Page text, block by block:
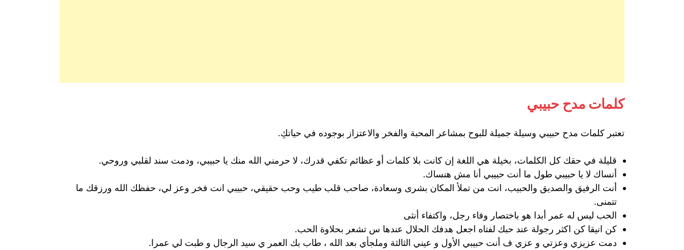
كلمات مدح حبيبي
تعتبر كلمات مدح حبيبي وسيلة جميلة للبوح بمشاعر المحبة والفخر والاعتزاز بوجوده في حياتكِ.
قليلة في حقك كل الكلمات، بخيلة هي اللغة إن كانت بلا كلمات أو عظائم تكفي قدرك، لا حرمني الله منك يا حبيبي، ودمت سند لقلبي وروحي.
أنساك لا يا حبيبي طول ما أنت حبيبي أنا مش هنساك.
أنت الرفيق والصديق والحبيب، انت من تملأ المكان بشرى وسعادة، صاحب قلب طيب وحب حقيقي، حبيبي انت فخر وعز لي، حفظك الله ورزقك ما
تتمنى.
الحب ليس له عمر أبدا هو باختصار وفاء رجل، واكتفاء أنثى
كن انيقا كن اكثر رجولة عند حبك لفتاه اجعل هدفك الحلال عندها س تشعر بحلاوة الحب.
دمت عزيزي وعزتي و عزي ف أنت حبيبي الأول و عيني الثالثة وملجأي بعد الله ، طاب بك العمر ي سيد الرجال و طبت لي عمرا.